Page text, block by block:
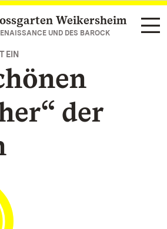
Weikersheim
UND DES BAROCK
EIN
der